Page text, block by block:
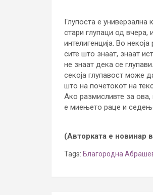
Глупоста е универзална
стари глупаци од вчера,
интелигенција. Во
сите што знаат, знаат
не знаат дека се
секоја глупавост може
што на почетокот на
Ако размисливте за
е миењето раце и
(Авторката е новинар
Tags: Благородна